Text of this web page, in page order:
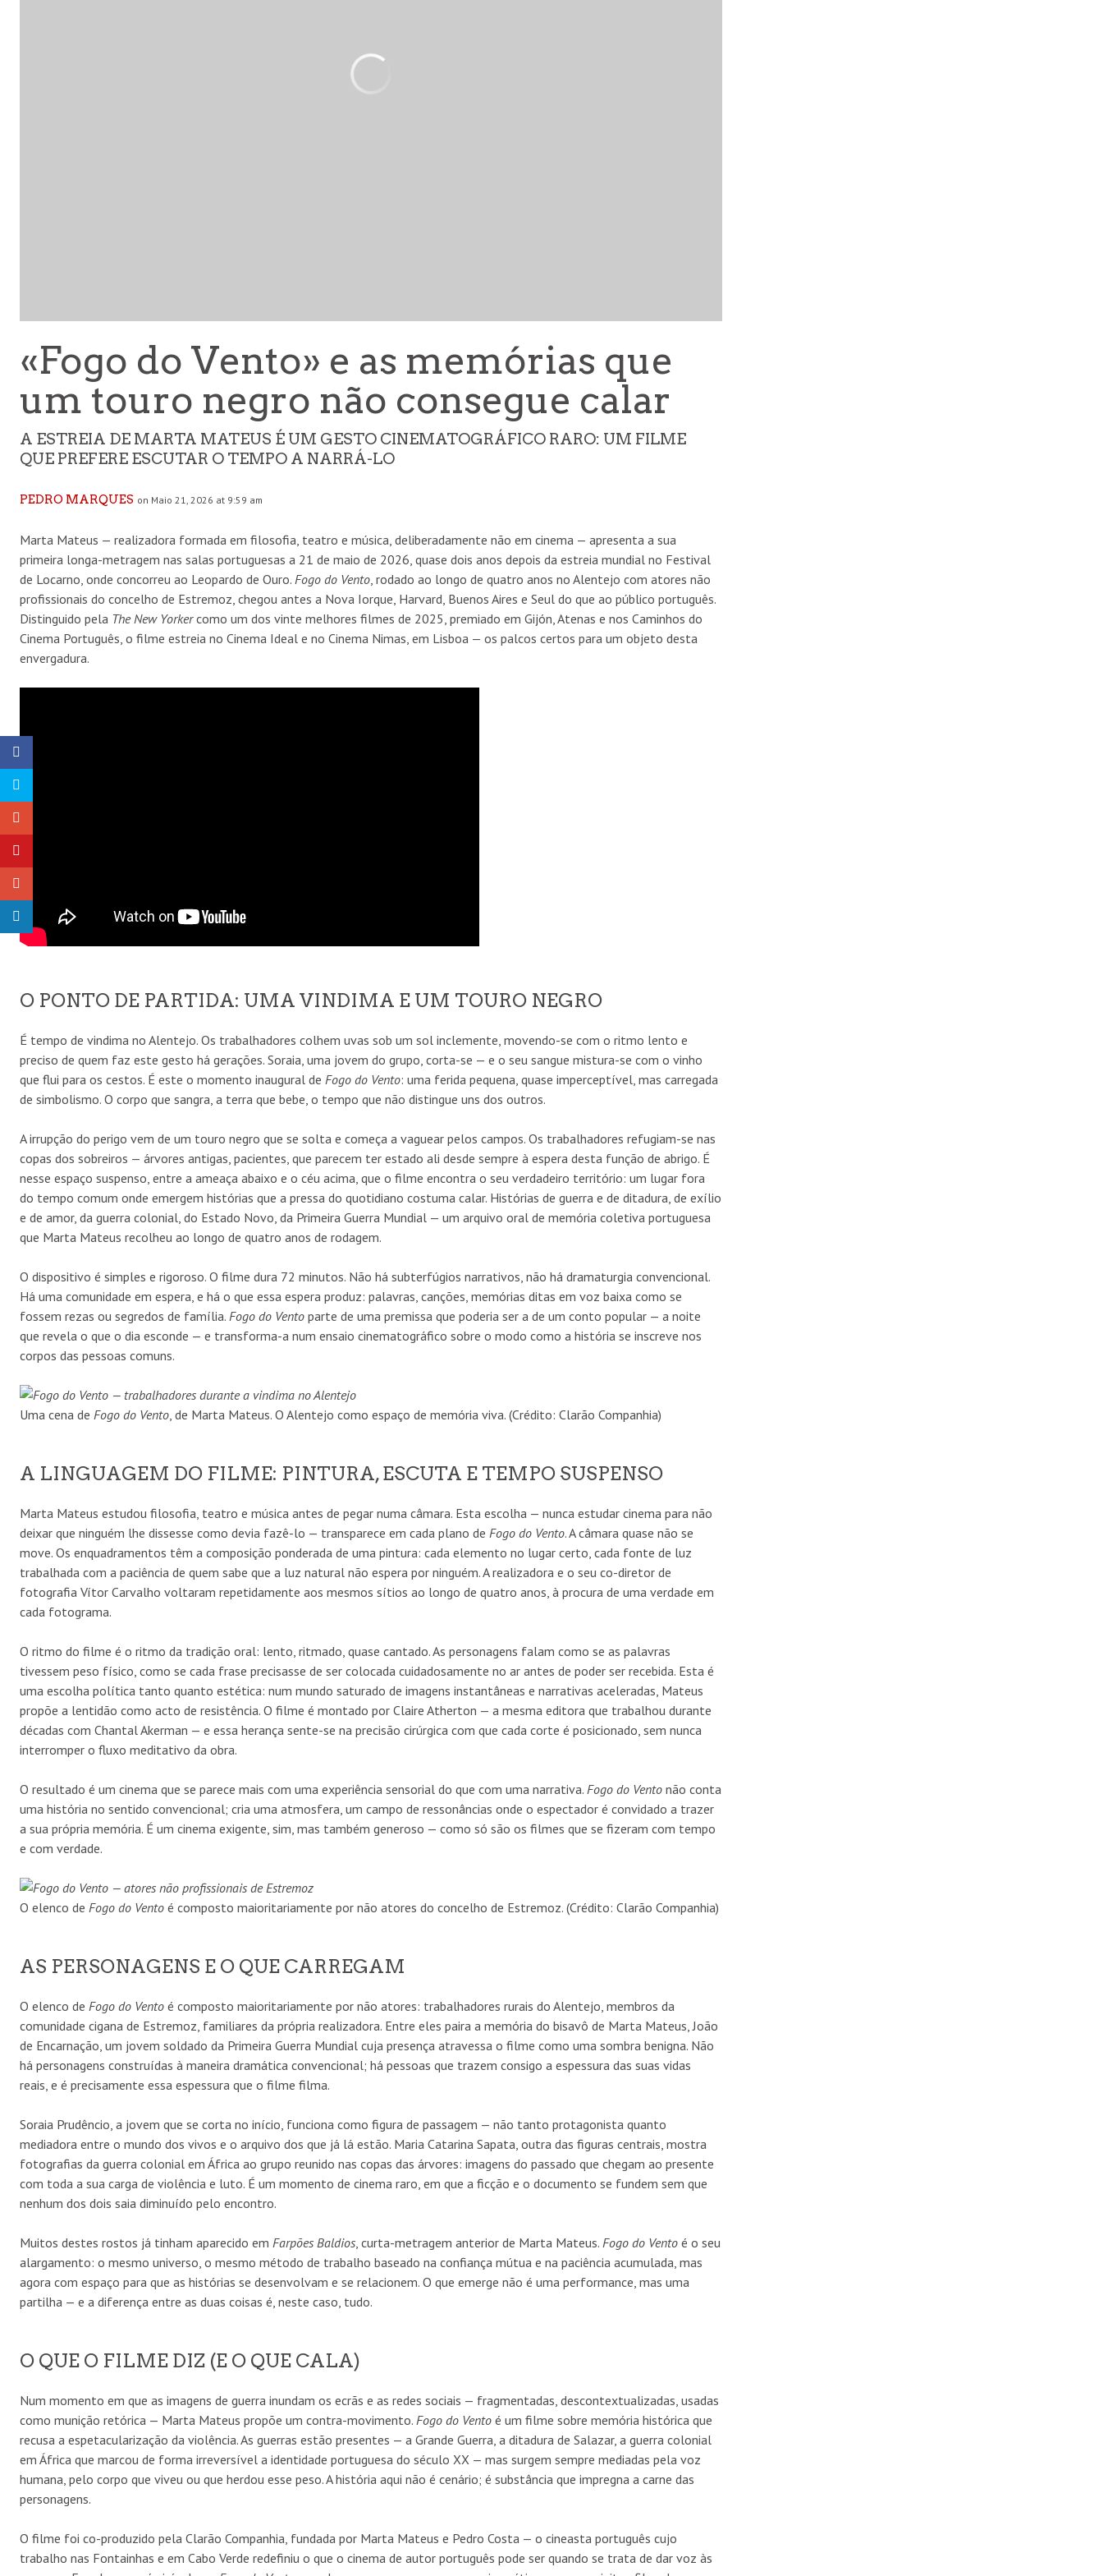
«Fogo do Vento» e as memórias que
um touro negro não consegue calar
A ESTREIA DE MARTA MATEUS É UM GESTO CINEMATOGRÁFICO RARO: UM FILME
QUE PREFERE ESCUTAR O TEMPO A NARRÁ-LO
PEDRO MARQUES on Maio 21, 2026 at 9:59 am
Marta Mateus — realizadora formada em filosofia, teatro e música, deliberadamente não em cinema — apresenta a sua
primeira longa-metragem nas salas portuguesas a 21 de maio de 2026, quase dois anos depois da estreia mundial no Festival
de Locarno, onde concorreu ao Leopardo de Ouro. Fogo do Vento , rodado ao longo de quatro anos no Alentejo com atores não
profissionais do concelho de Estremoz, chegou antes a Nova Iorque, Harvard, Buenos Aires e Seul do que ao público português.
Distinguido pela The New Yorkercomo um dos vinte melhores filmes de 2025, premiado em Gijón, Atenas e nos Caminhos do
Cinema Português, o filme estreia no Cinema Ideal e no Cinema Nimas, em Lisboa — os palcos certos para um objeto desta
envergadura.
O PONTO DE PARTIDA: UMA VINDIMA E UM TOURO NEGRO
É tempo de vindima no Alentejo. Os trabalhadores colhem uvas sob um sol inclemente, movendo-se com o ritmo lento e
preciso de quem faz este gesto há gerações. Soraia, uma jovem do grupo, corta-se — e o seu sangue mistura-se com o vinho
que flui para os cestos. É este o momento inaugural de Fogo do Vento: uma ferida pequena, quase imperceptível, mas carregada
de simbolismo. O corpo que sangra, a terra que bebe, o tempo que não distingue uns dos outros.
A irrupção do perigo vem de um touro negro que se solta e começa a vaguear pelos campos. Os trabalhadores refugiam-se nas
copas dos sobreiros — árvores antigas, pacientes, que parecem ter estado ali desde sempre à espera desta função de abrigo. É
nesse espaço suspenso, entre a ameaça abaixo e o céu acima, que o filme encontra o seu verdadeiro território: um lugar fora
do tempo comum onde emergem histórias que a pressa do quotidiano costuma calar. Histórias de guerra e de ditadura, de exílio
e de amor, da guerra colonial, do Estado Novo, da Primeira Guerra Mundial — um arquivo oral de memória coletiva portuguesa
que Marta Mateus recolheu ao longo de quatro anos de rodagem.
O dispositivo é simples e rigoroso. O filme dura 72 minutos. Não há subterfúgios narrativos, não há dramaturgia convencional.
Há uma comunidade em espera, e há o que essa espera produz: palavras, canções, memórias ditas em voz baixa como se
fossem rezas ou segredos de família. Fogo do Vento parte de uma premissa que poderia ser a de um conto popular — a noite
que revela o que o dia esconde — e transforma-a num ensaio cinematográfico sobre o modo como a história se inscreve nos
corpos das pessoas comuns.
Uma cena de Fogo do Vento , de Marta Mateus. O Alentejo como espaço de memória viva. (Crédito: Clarão Companhia)
A LINGUAGEM DO FILME: PINTURA, ESCUTA E TEMPO SUSPENSO
Marta Mateus estudou filosofia, teatro e música antes de pegar numa câmara. Esta escolha — nunca estudar cinema para não
deixar que ninguém lhe dissesse como devia fazê-lo — transparece em cada plano de Fogo do Vento. A câmara quase não se
move. Os enquadramentos têm a composição ponderada de uma pintura: cada elemento no lugar certo, cada fonte de luz
trabalhada com a paciência de quem sabe que a luz natural não espera por ninguém. A realizadora e o seu co-diretor de
fotografia Vítor Carvalho voltaram repetidamente aos mesmos sítios ao longo de quatro anos, à procura de uma verdade em
cada fotograma.
O ritmo do filme é o ritmo da tradição oral: lento, ritmado, quase cantado. As personagens falam como se as palavras
tivessem peso físico, como se cada frase precisasse de ser colocada cuidadosamente no ar antes de poder ser recebida. Esta é
uma escolha política tanto quanto estética: num mundo saturado de imagens instantâneas e narrativas aceleradas, Mateus
propõe a lentidão como acto de resistência. O filme é montado por Claire Atherton — a mesma editora que trabalhou durante
décadas com Chantal Akerman — e essa herança sente-se na precisão cirúrgica com que cada corte é posicionado, sem nunca
interromper o fluxo meditativo da obra.
O resultado é um cinema que se parece mais com uma experiência sensorial do que com uma narrativa. Fogo do Vento não conta
uma história no sentido convencional; cria uma atmosfera, um campo de ressonâncias onde o espectador é convidado a trazer
a sua própria memória. É um cinema exigente, sim, mas também generoso — como só são os filmes que se fizeram com tempo
e com verdade.
O elenco de Fogo do Vento é composto maioritariamente por não atores do concelho de Estremoz. (Crédito: Clarão Companhia)
AS PERSONAGENS E O QUE CARREGAM
O elenco de Fogo do Vento é composto maioritariamente por não atores: trabalhadores rurais do Alentejo, membros da
comunidade cigana de Estremoz, familiares da própria realizadora. Entre eles paira a memória do bisavô de Marta Mateus, João
de Encarnação, um jovem soldado da Primeira Guerra Mundial cuja presença atravessa o filme como uma sombra benigna. Não
há personagens construídas à maneira dramática convencional; há pessoas que trazem consigo a espessura das suas vidas
reais, e é precisamente essa espessura que o filme filma.
Soraia Prudêncio, a jovem que se corta no início, funciona como figura de passagem — não tanto protagonista quanto
mediadora entre o mundo dos vivos e o arquivo dos que já lá estão. Maria Catarina Sapata, outra das figuras centrais, mostra
fotografias da guerra colonial em África ao grupo reunido nas copas das árvores: imagens do passado que chegam ao presente
com toda a sua carga de violência e luto. É um momento de cinema raro, em que a ficção e o documento se fundem sem que
nenhum dos dois saia diminuído pelo encontro.
Muitos destes rostos já tinham aparecido em Farpões Baldios , curta-metragem anterior de Marta Mateus. Fogo do Vento é o seu
alargamento: o mesmo universo, o mesmo método de trabalho baseado na confiança mútua e na paciência acumulada, mas
agora com espaço para que as histórias se desenvolvam e se relacionem. O que emerge não é uma performance, mas uma
partilha — e a diferença entre as duas coisas é, neste caso, tudo.
O QUE O FILME DIZ (E O QUE CALA)
Num momento em que as imagens de guerra inundam os ecrãs e as redes sociais — fragmentadas, descontextualizadas, usadas
como munição retórica — Marta Mateus propõe um contra-movimento. Fogo do Vento é um filme sobre memória histórica que
recusa a espetacularização da violência. As guerras estão presentes — a Grande Guerra, a ditadura de Salazar, a guerra colonial
em África que marcou de forma irreversível a identidade portuguesa do século XX — mas surgem sempre mediadas pela voz
humana, pelo corpo que viveu ou que herdou esse peso. A história aqui não é cenário; é substância que impregna a carne das
personagens.
O filme foi co-produzido pela Clarão Companhia, fundada por Marta Mateus e Pedro Costa — o cineasta português cujo
trabalho nas Fontainhas e em Cabo Verde redefiniu o que o cinema de autor português pode ser quando se trata de dar voz às